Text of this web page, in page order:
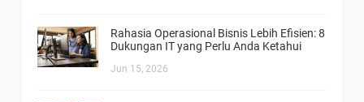
Rahasia Operasional Bisnis Lebih Efisien: 8
Dukungan IT yang Perlu Anda Ketahui
Jun 15, 2026